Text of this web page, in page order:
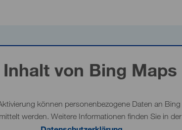
Inhalt von Bing Maps
können personenbezogene Daten an Bing
werden. Weitere Informationen finden Sie in der